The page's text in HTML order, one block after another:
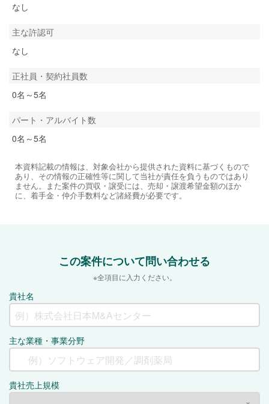
なし
主な許認可
なし
正社員・契約社員数
0名～5名
パート・アルバイト数
0名～5名
本資料記載の情報は、対象会社から提供された資料に基づくもので
あり、その情報の正確性等に関して当社が責任を負うものではあり
ません。また案件の買収・譲受には、売却・譲渡希望金額のほか
に、着手金・仲介手数料など諸経費が必要です。